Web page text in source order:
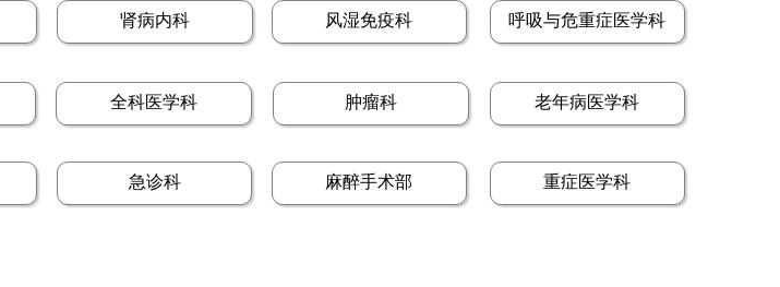
肾病内科 风湿免疫科 呼吸与危重症医学科
全科医学科 肿瘤科 老年病医学科
急诊科 麻醉手术部 重症医学科